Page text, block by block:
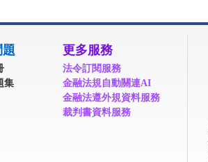
集
更多服務
法令訂閱服務
金融法規自動關連AI
金融法遵外規資料服務
裁判書資料服務